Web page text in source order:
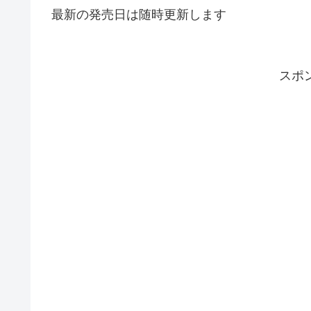
最新の発売日は随時更新します
スポ